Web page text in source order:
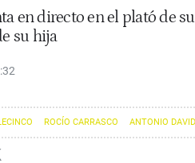
en directo en el plató de
su hija
ROCÍO CARRASCO ANTONIO